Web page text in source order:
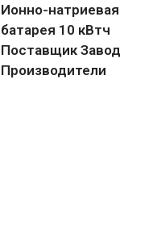
Ионно-натриевая
батарея 10 кВтч
Поставщик Завод
Производители